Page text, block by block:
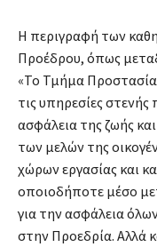
Η περιγραφή των
Προέδρου, όπως
«Το Τμήμα
τις υπηρεσίες στενής
ασφάλεια της ζωής
των μελών της
χώρων εργασίας και
οποιοδήποτε μέσο
για την ασφάλεια
στην Προεδρία. Αλλά